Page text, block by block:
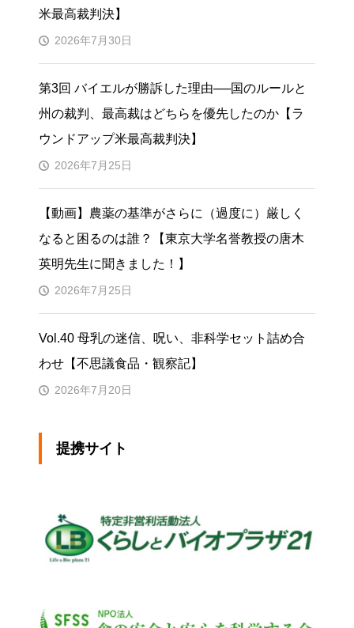
米最高裁判決】
2026年7月30日
第3回 バイエルが勝訴した理由──国のルールと
州の裁判、最高裁はどちらを優先したのか【ラ
ウンドアップ米最高裁判決】
2026年7月25日
【動画】農薬の基準がさらに（過度に）厳しく
なると困るのは誰？【東京大学名誉教授の唐木
英明先生に聞きました！】
2026年7月25日
Vol.40 母乳の迷信、呪い、非科学セット詰め合
わせ【不思議食品・観察記】
2026年7月20日
提携サイト